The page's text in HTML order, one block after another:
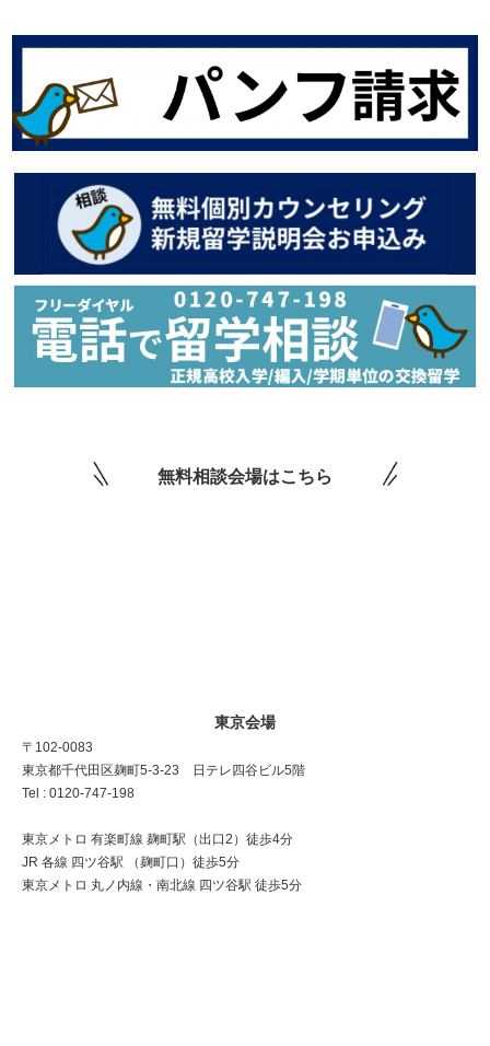
無料相談会場はこちら
東京会場
〒102-0083
東京都千代田区麹町5-3-23 日テレ四谷ビル5階
Tel : 0120-747-198
東京メトロ 有楽町線 麹町駅（出口2）徒歩4分
JR 各線 四ツ谷駅 （麹町口）徒歩5分
東京メトロ 丸ノ内線・南北線 四ツ谷駅 徒歩5分